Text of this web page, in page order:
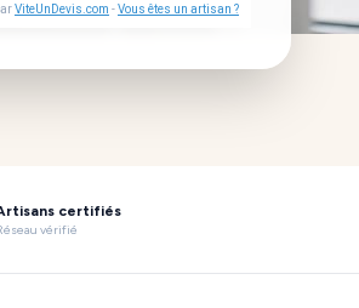
ViteUnDevis.com -Vous êtes un artisan ?
certifiés
vérifié